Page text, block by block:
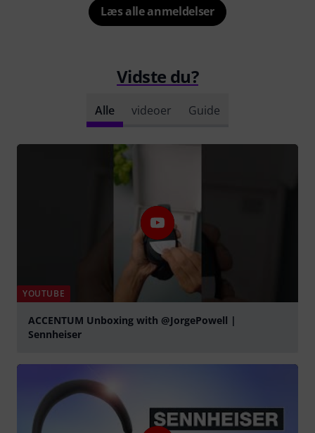
Læs alle anmeldelser
Vidste du?
Alle videoer Guide
YOUTUBE
ACCENTUM Unboxing with @JorgePowell |
Sennheiser